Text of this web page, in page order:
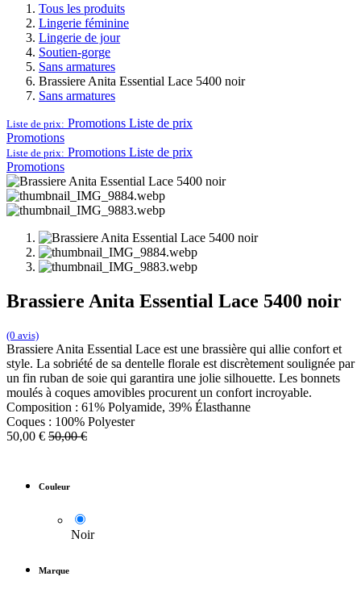
Tous les produits
Lingerie féminine
Lingerie de jour
Soutien-gorge
Sans armatures
Brassiere Anita Essential Lace 5400 noir
Sans armatures
Liste de prix: Promotions Liste de prix
Promotions
Liste de prix: Promotions Liste de prix
Promotions
Brassiere Anita Essential Lace 5400 noir
(0 avis)
Brassiere Anita Essential Lace est une brassière qui allie confort et
style. La sobriété de sa dentelle florale est discrètement soulignée par
un fin ruban de soie qui garantira une jolie silhouette. Les bonnets
moulés à coques amovibles procurent un confort incroyable.
Composition : 61% Polyamide, 39% Élasthanne
Coques : 100% Polyester
50,00 € 50,00€
Couleur
Noir
Marque